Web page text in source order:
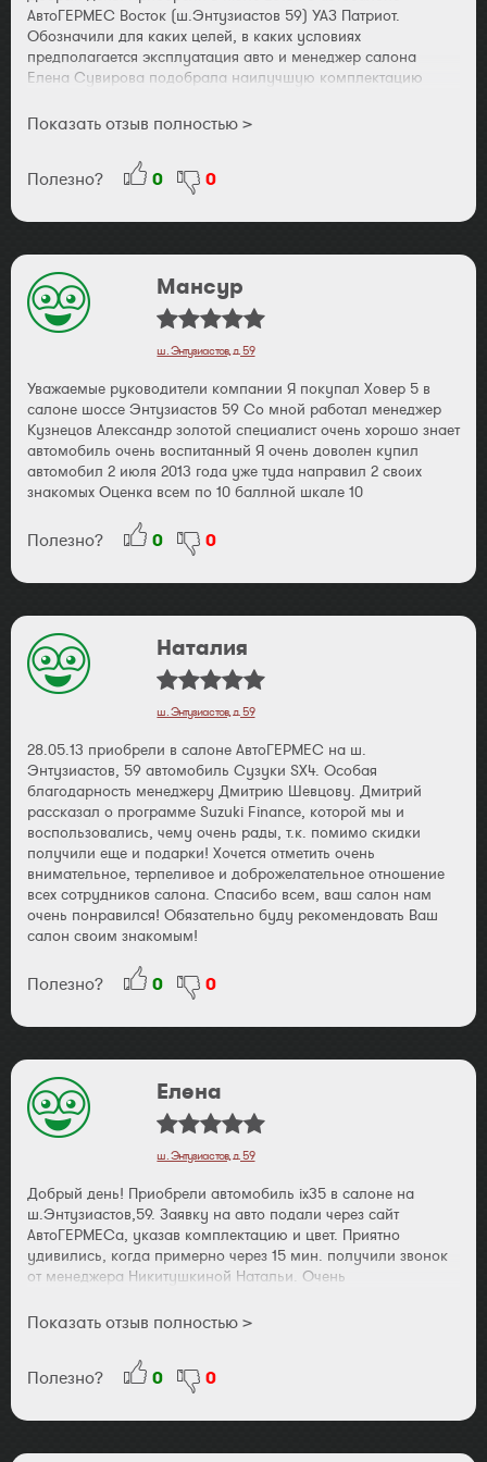
АвтоГЕРМЕС Восток (ш.Энтузиастов 59) УАЗ Патриот.
Обозначили для каких целей, в каких условиях
предполагается эксплуатация авто и менеджер салона
Елена Сувирова подобрала наилучшую комплектацию
обращения и до момента выезда на купленном авто,(с
исходя из наших личных обстоятельств) было приятно
чувствовать не навязчивое, но профессиональное
сопровождение и поддержку менеджера по всем
возникающим вопросам. В результате об автосалоне и
со стороны АвтоГЕРМЕС и в дальнейшем. В частности
желание компании знать наше мнение (и пожелания)
касаемо работы коллектива, напоминания о прохождении
ТО и оперативный отклик на незначительные претензии.
неоднократные рекомендации друзьям и
знакомым.Спасибо и удачи тебе АвтоГЕРМЕС. С ув.
Степановы Герман и Мария.
Показать отзыв полностью >
Полезно? 0 0
Мансур
ш. Энтузиастов, д. 59
Уважаемые руководители компании Я покупал Ховер 5 в
салоне шоссе Энтузиастов 59 Со мной работал менеджер
Кузнецов Александр золотой специалист очень хорошо знает
автомобиль очень воспитанный Я очень доволен купил
автомобил 2 июля 2013 года уже туда направил 2 своих
знакомых Оценка всем по 10 баллной шкале 10
Полезно? 0 0
Наталия
ш. Энтузиастов, д. 59
28.05.13 приобрели в салоне АвтоГЕРМЕС на ш.
Энтузиастов, 59 автомобиль Сузуки SХ4. Особая
благодарность менеджеру Дмитрию Шевцову. Дмитрий
рассказал о программе Suzuki Finance, которой мы и
воспользовались, чему очень рады, т.к. помимо скидки
получили еще и подарки! Хочется отметить очень
внимательное, терпеливое и доброжелательное отношение
всех сотрудников салона. Спасибо всем, ваш салон нам
очень понравился! Обязательно буду рекомендовать Ваш
салон своим знакомым!
Полезно? 0 0
Елена
ш. Энтузиастов, д. 59
Добрый день! Приобрели автомобиль ix35 в салоне на
ш.Энтузиастов,59. Заявку на авто подали через сайт
АвтоГЕРМЕСа, указав комплектацию и цвет. Приятно
удивились, когда примерно через 15 мин. получили звонок
от менеджера Никитушкиной Натальи. Очень
желаемому авто, условиям и срокам покупки. Наш авто был
происходила по телефону и эл.почте. Т.е. после
согласования конкретнойю даты покупки, мы с мужем
приехали в Москву и увидели свой автомобиль полностью
подготовленным (с доп. оборудованием, на которое мы
Показать отзыв полностью >
Полезно? 0 0